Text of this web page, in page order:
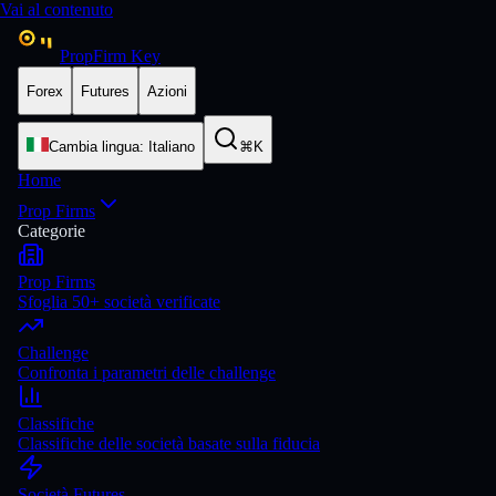
Vai al contenuto
PropFirm Key
Forex Futures Azioni
Cambia lingua: Italiano ⌘K
Home
Prop Firms
Categorie
Prop Firms
Sfoglia 50+ società verificate
Challenge
Confronta i parametri delle challenge
Classifiche
Classifiche delle società basate sulla fiducia